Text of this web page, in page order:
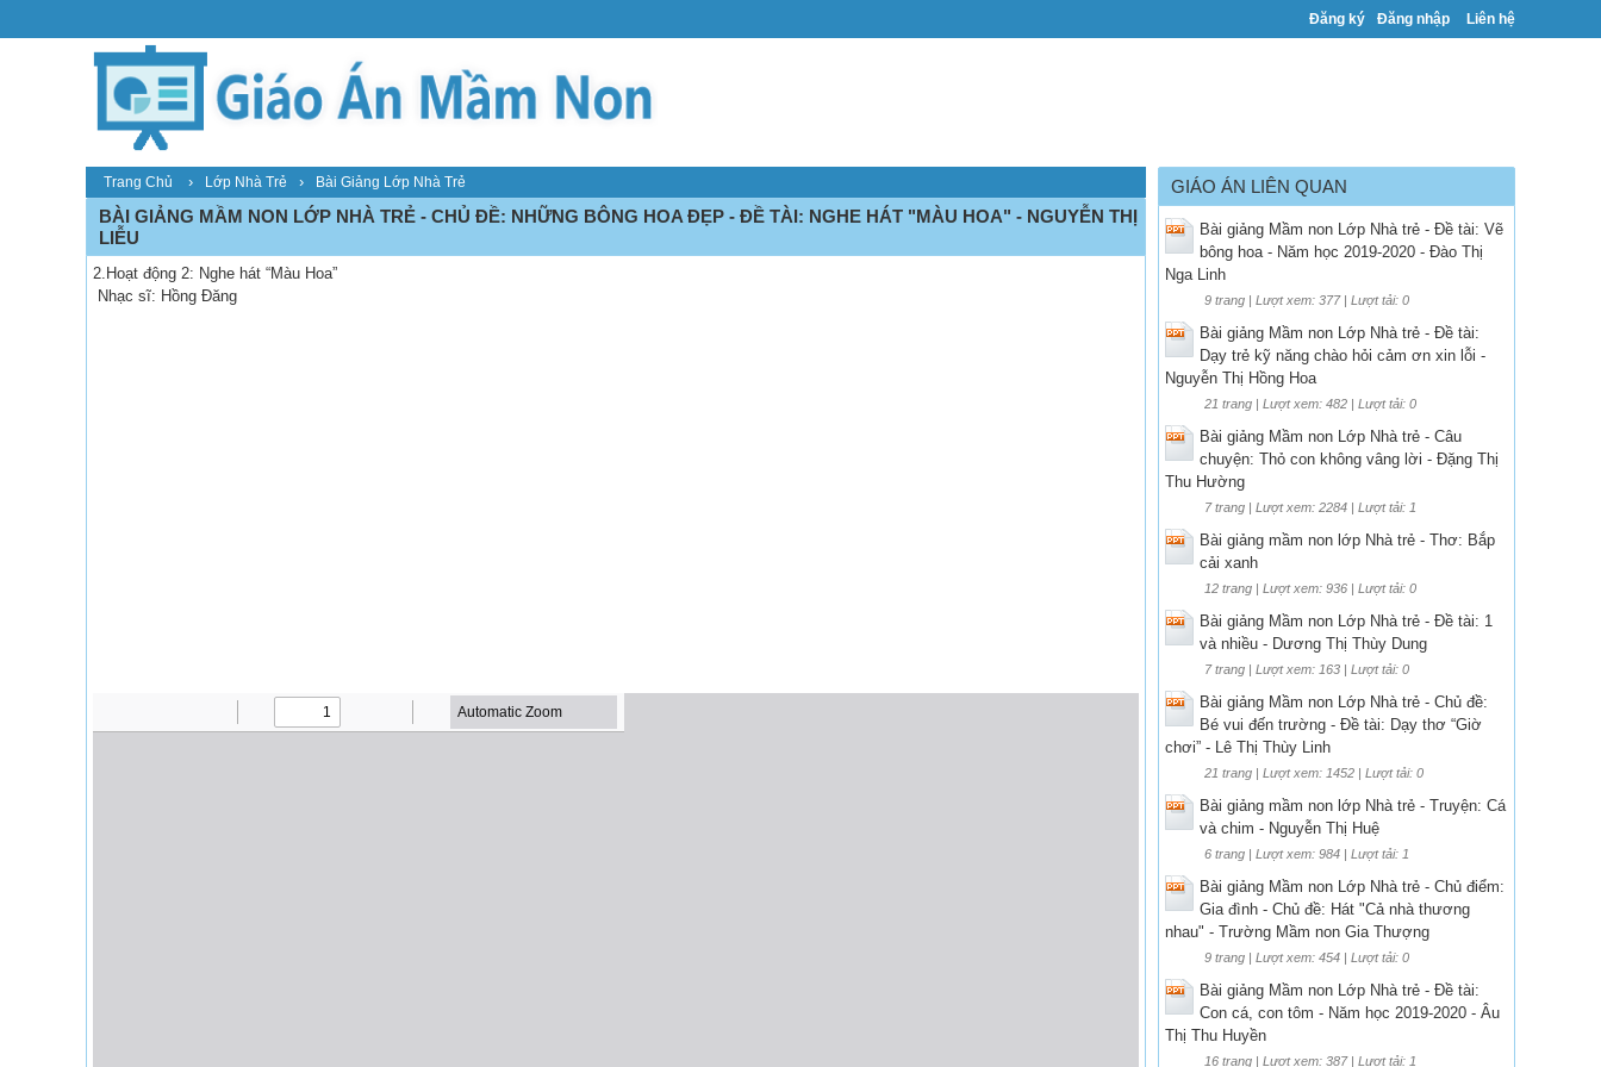
Đăng ký Đăng nhập Liên hệ
Trang Chủ › Lớp Nhà Trẻ › Bài Giảng Lớp Nhà Trẻ
BÀI GIẢNG MẦM NON LỚP NHÀ TRẺ - CHỦ ĐỀ: NHỮNG BÔNG HOA ĐẸP - ĐỀ TÀI: NGHE HÁT "MÀU HOA" - NGUYỄN THỊ
LIỄU
2.Hoạt động 2: Nghe hát “Màu Hoa”
Nhạc sĩ: Hồng Đăng
GIÁO ÁN LIÊN QUAN
Bài giảng Mầm non Lớp Nhà trẻ - Đề tài: Vẽ
bông hoa - Năm học 2019-2020 - Đào Thị
Nga Linh
9 trang | Lượt xem: 377 | Lượt tải: 0
Bài giảng Mầm non Lớp Nhà trẻ - Đề tài:
Dạy trẻ kỹ năng chào hỏi cảm ơn xin lỗi -
Nguyễn Thị Hồng Hoa
21 trang | Lượt xem: 482 | Lượt tải: 0
Bài giảng Mầm non Lớp Nhà trẻ - Câu
chuyện: Thỏ con không vâng lời - Đặng Thị
Thu Hường
7 trang | Lượt xem: 2284 | Lượt tải: 1
Bài giảng mầm non lớp Nhà trẻ - Thơ: Bắp
cải xanh
12 trang | Lượt xem: 936 | Lượt tải: 0
Bài giảng Mầm non Lớp Nhà trẻ - Đề tài: 1
và nhiều - Dương Thị Thùy Dung
7 trang | Lượt xem: 163 | Lượt tải: 0
Bài giảng Mầm non Lớp Nhà trẻ - Chủ đề:
Bé vui đến trường - Đề tài: Dạy thơ “Giờ
chơi” - Lê Thị Thùy Linh
21 trang | Lượt xem: 1452 | Lượt tải: 0
Bài giảng mầm non lớp Nhà trẻ - Truyện: Cá
và chim - Nguyễn Thị Huệ
6 trang | Lượt xem: 984 | Lượt tải: 1
Bài giảng Mầm non Lớp Nhà trẻ - Chủ điểm:
Gia đình - Chủ đề: Hát "Cả nhà thương
nhau" - Trường Mầm non Gia Thượng
9 trang | Lượt xem: 454 | Lượt tải: 0
Bài giảng Mầm non Lớp Nhà trẻ - Đề tài:
Con cá, con tôm - Năm học 2019-2020 - Âu
Thị Thu Huyền
16 trang | Lượt xem: 387 | Lượt tải: 1